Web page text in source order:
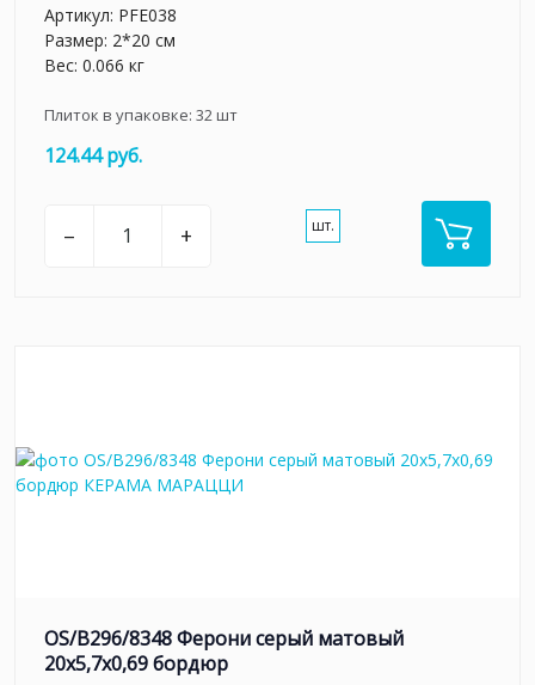
Артикул: PFE038
Размер: 2*20 см
Вес: 0.066 кг
Плиток в упаковке: 32шт
124.44 руб.
– + шт.
OS/B296/8348 Ферони серый матовый
20x5,7x0,69 бордюр